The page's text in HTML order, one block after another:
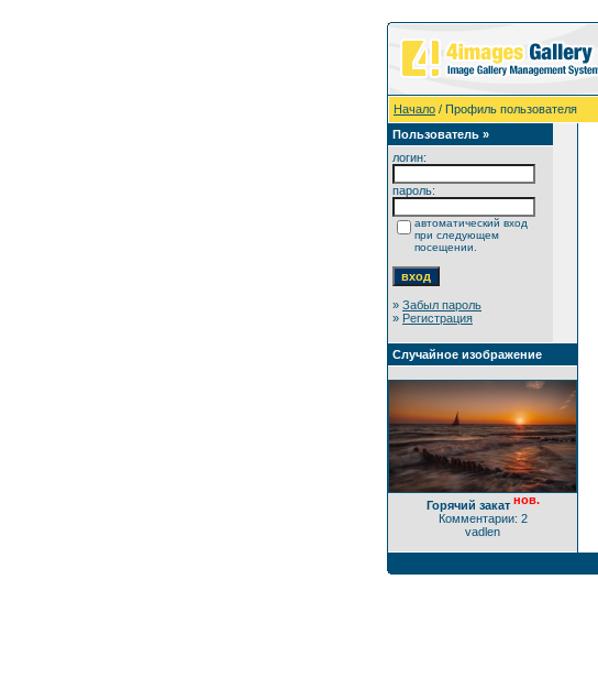
Начало / Профиль пользователя
Пользователь »
логин:
пароль:
автоматический вход
при следующем
посещении.
» Забыл пароль
» Регистрация
Случайное изображение
Горячий закат нов.
Комментарии: 2
vadlen